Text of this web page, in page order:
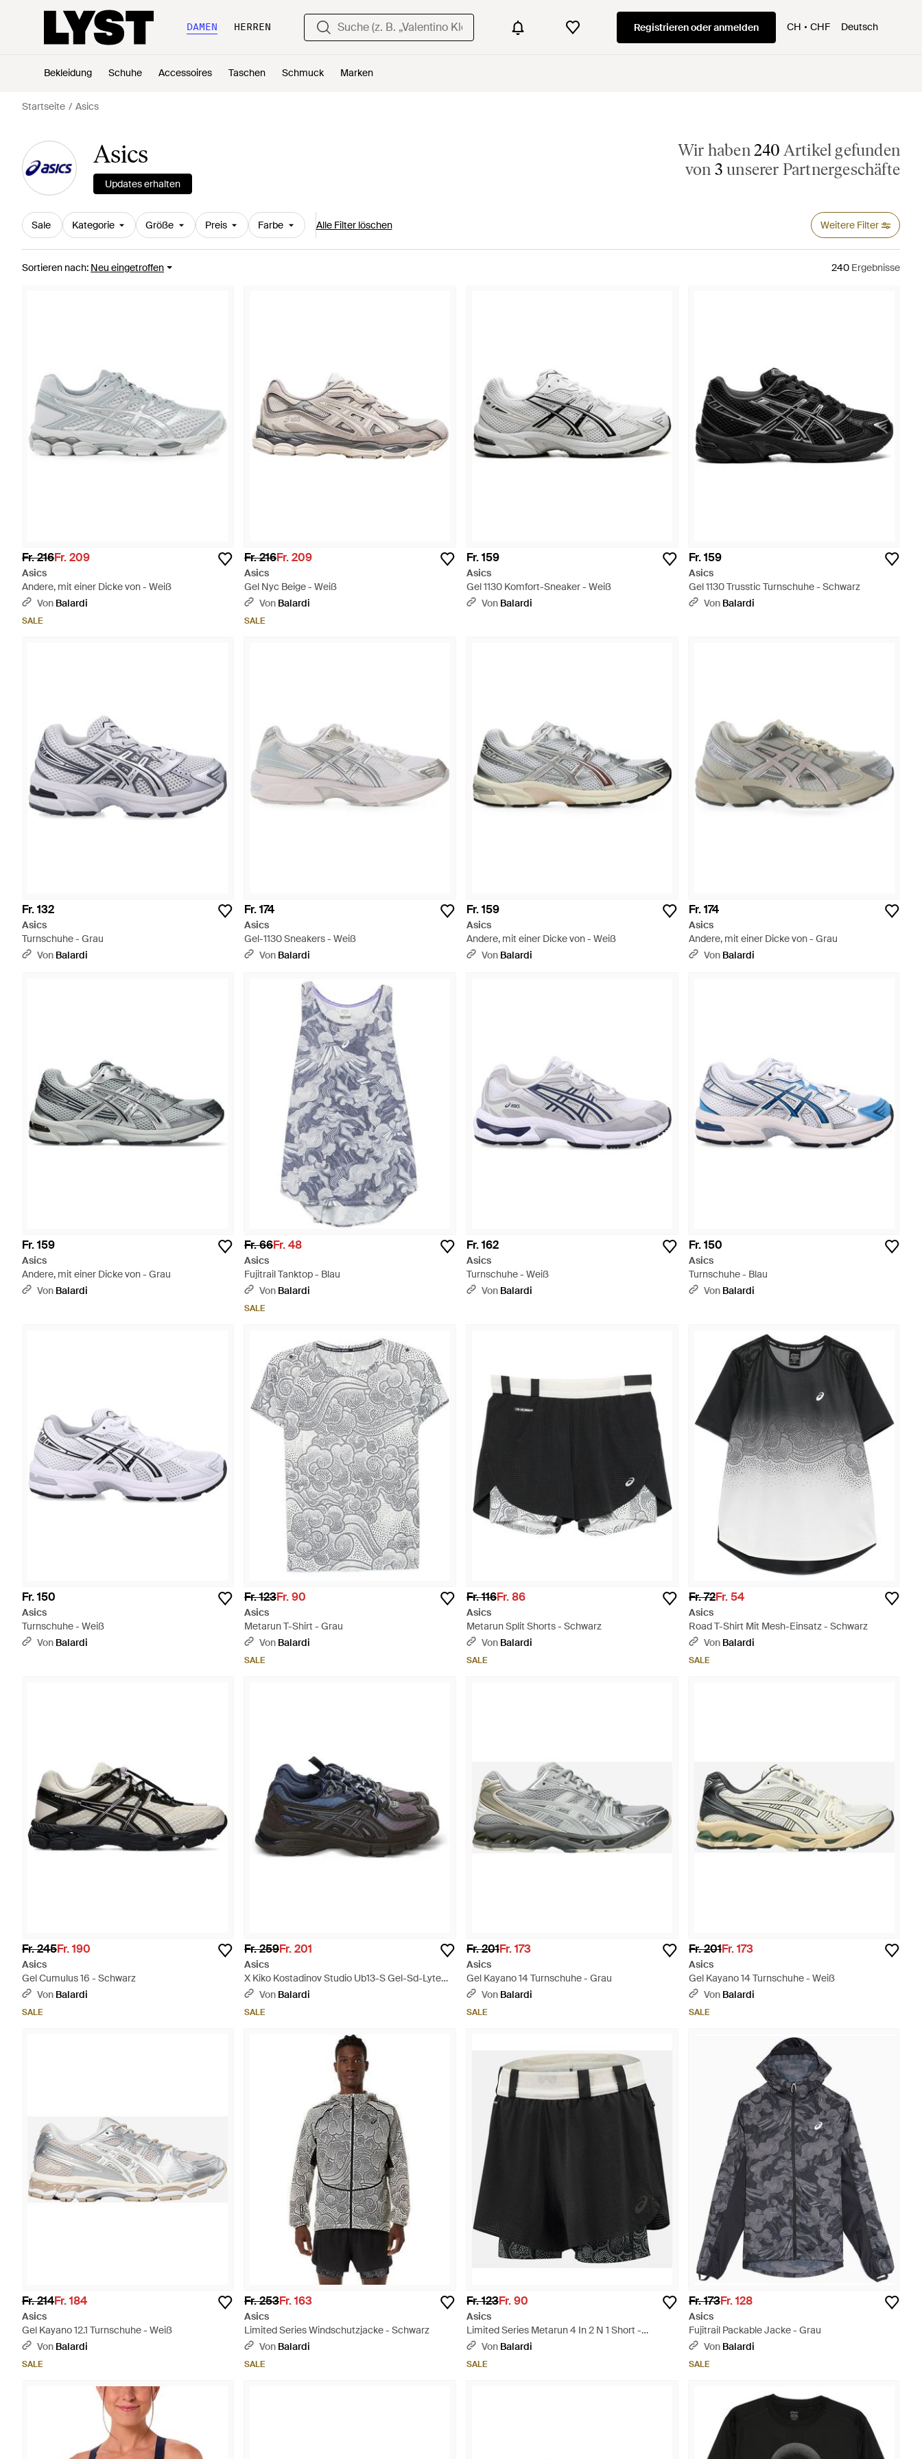
DAMEN HERREN Registrieren oder anmelden CH CHF Deutsch
Bekleidung Schuhe Accessoires Taschen Schmuck Marken
Startseite Asics
Asics
Updates erhalten
Wir haben240 Artikel gefunden
von 3 unserer Partnergeschäfte
Sale Kategorie Größe Preis Farbe Alle Filter löschen Weitere Filter
Sortieren nach: Neu eingetroffen 240 Ergebnisse
Fr. 216Fr. 209
Asics
Andere, mit einer Dicke von - Weiß
Von Balardi
SALE
Fr. 216Fr. 209
Asics
Gel Nyc Beige - Weiß
Von Balardi
SALE
Fr. 159
Asics
Gel 1130 Komfort-Sneaker - Weiß
Von Balardi
Fr. 159
Asics
Gel 1130 Trusstic Turnschuhe - Schwarz
Von Balardi
Fr. 132
Asics
Turnschuhe - Grau
Von Balardi
Fr. 174
Asics
Gel-1130 Sneakers - Weiß
Von Balardi
Fr. 159
Asics
Andere, mit einer Dicke von - Weiß
Von Balardi
Fr. 174
Asics
Andere, mit einer Dicke von - Grau
Von Balardi
Fr. 159
Asics
Andere, mit einer Dicke von - Grau
Von Balardi
Fr. 66Fr. 48
Asics
Fujitrail Tanktop - Blau
Von Balardi
SALE
Fr. 162
Asics
Turnschuhe - Weiß
Von Balardi
Fr. 150
Asics
Turnschuhe - Blau
Von Balardi
Fr. 150
Asics
Turnschuhe - Weiß
Von Balardi
Fr. 123Fr. 90
Asics
Metarun T-Shirt - Grau
Von Balardi
SALE
Fr. 116Fr. 86
Asics
Metarun Split Shorts - Schwarz
Von Balardi
SALE
Fr. 72Fr. 54
Asics
Road T-Shirt Mit Mesh-Einsatz - Schwarz
Von Balardi
SALE
Fr. 245Fr. 190
Asics
Gel Cumulus 16 - Schwarz
Von Balardi
SALE
Fr. 259Fr. 201
Asics
X Kiko Kostadinov Studio Ub13-S Gel-Sd-Lyte
Sneakers - Blau
Von Balardi
SALE
Fr. 201Fr. 173
Asics
Gel Kayano 14 Turnschuhe - Grau
Von Balardi
SALE
Fr. 201Fr. 173
Asics
Gel Kayano 14 Turnschuhe - Weiß
Von Balardi
SALE
Fr. 214Fr. 184
Asics
Gel Kayano 12.1 Turnschuhe - Weiß
Von Balardi
SALE
Fr. 253Fr. 163
Asics
Limited Series Windschutzjacke - Schwarz
Von Balardi
SALE
Fr. 123Fr. 90
Asics
Limited Series Metarun 4 In 2 N 1 Short -
Schwarz
Von Balardi
SALE
Fr. 173Fr. 128
Asics
Fujitrail Packable Jacke - Grau
Von Balardi
SALE